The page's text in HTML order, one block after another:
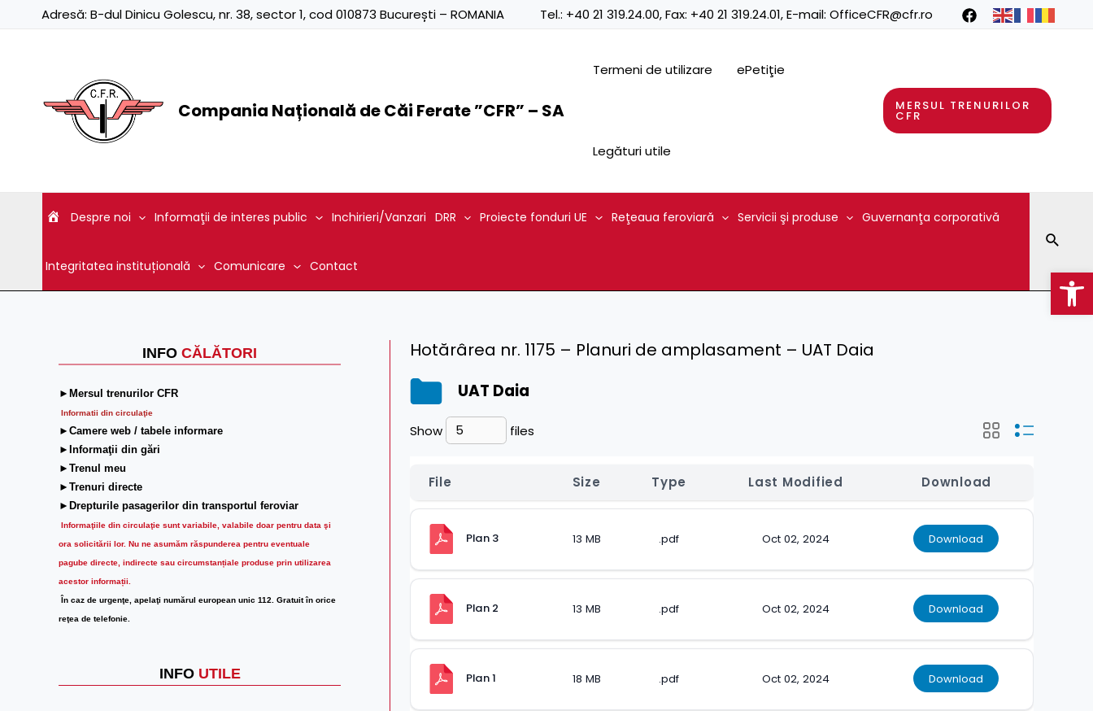
Adresă: B-dul Dinicu Golescu, nr. 38, sector 1, cod 010873 București – ROMANIA Tel.: +40 21 319.24.00, Fax: +40 21 319.24.01, E-mail: OfficeCFR@cfr.ro
Compania Națională de Căi Ferate ”CFR” – SA
Termeni de utilizare ePetiţie
Legături utile
MERSUL TRENURILOR
CFR
Despre noi Informaţii de interes public Inchirieri/Vanzari DRR Proiecte fonduri UE Reţeaua feroviară Servicii şi produse Guvernanţa corporativă
Integritatea instituțională Comunicare Contact
INFO CĂLĂTORI
►Mersul trenurilor CFR
Informatii din circulaţie
►Camere web / tabele informare
►Informaţii din gări
►Trenul meu
►Trenuri directe
►Drepturile pasagerilor din transportul feroviar
Informaţiile din circulaţie sunt variabile, valabile doar pentru data şi
ora solicitării lor. Nu ne asumăm răspunderea pentru eventuale
pagube directe, indirecte sau circumstanțiale produse prin utilizarea
acestor informații.
În caz de urgenţe, apelaţi numărul european unic 112. Gratuit în orice
reţea de telefonie.
INFO UTILE
Hotărârea nr. 1175 – Planuri de amplasament – UAT Daia
UAT Daia
Show files
File Size Type Last Modified Download
Plan 3 13 MB .pdf Oct 02, 2024 Download
Plan 2 13 MB .pdf Oct 02, 2024 Download
Plan 1 18 MB .pdf Oct 02, 2024 Download